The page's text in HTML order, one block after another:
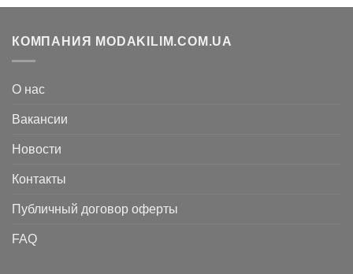
КОМПАНИЯ MODAKILIM.COM.UA
О нас
Вакансии
Новости
Контакты
Публичный договор оферты
FAQ